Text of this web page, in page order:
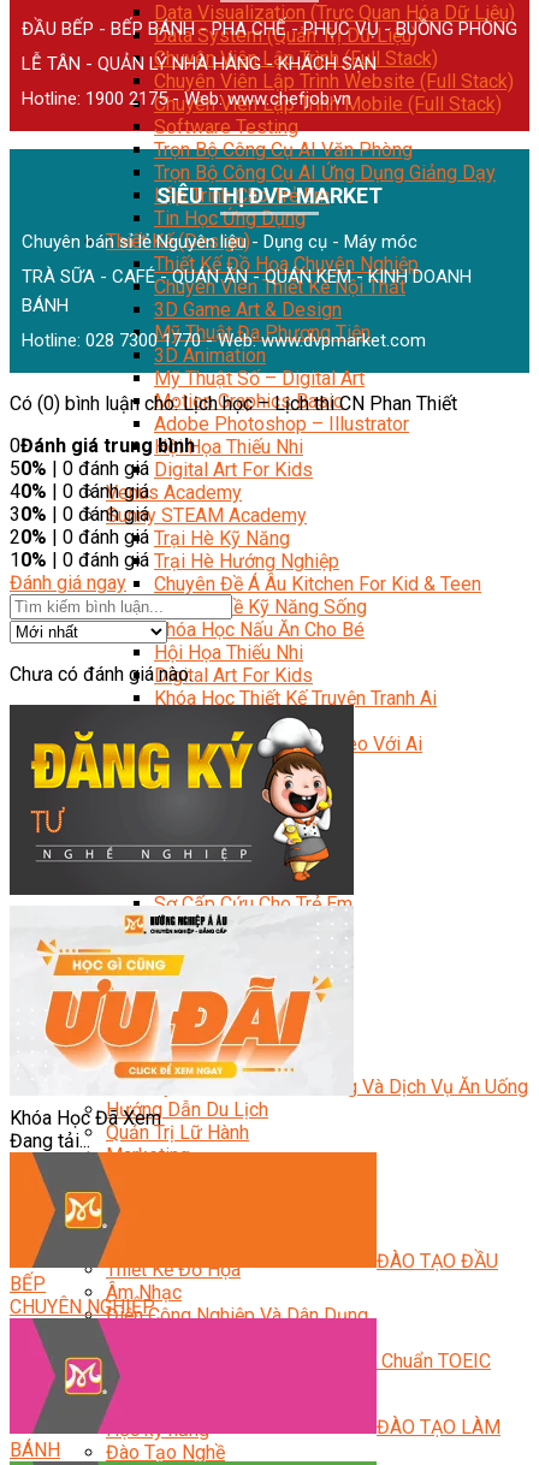
Data Visualization (Trực Quan Hóa Dữ Liệu)
Data System (Quản Trị Dữ Liệu)
Chuyên Viên Lập Trình (Full Stack)
Chuyên Viên Lập Trình Website (Full Stack)
Chuyên Viên Lập Trình Mobile (Full Stack)
Software Testing
Trọn Bộ Công Cụ AI Văn Phòng
Trọn Bộ Công Cụ AI Ứng Dụng Giảng Dạy
Lập Trình Cho Trẻ Em
Tin Học Ứng Dụng
Thiết Kế (Design)
Thiết Kế Đồ Họa Chuyên Nghiệp
Chuyên Viên Thiết Kế Nội Thất
3D Game Art & Design
Mỹ Thuật Đa Phương Tiện
3D Animation
Mỹ Thuật Số – Digital Art
Motion Graphics Basic
Adobe Photoshop – Illustrator
Hội Họa Thiếu Nhi
Digital Art For Kids
Venus Academy
Sunny STEAM Academy
Trại Hè Kỹ Năng
Trại Hè Hướng Nghiệp
Chuyên Đề Á Âu Kitchen For Kid & Teen
Chuyên Đề Kỹ Năng Sống
Khóa Học Nấu Ăn Cho Bé
Hội Họa Thiếu Nhi
Digital Art For Kids
Khóa Học Thiết Kế Truyện Tranh Ai
Khóa Học Họa Sĩ Ai
Khóa Học Biên Tập Video Với Ai
Mc Nhí
Kỳ Thủ Cờ Vua
Lập Trình Cho Trẻ Em
Robotic trẻ em
Piano Trẻ Em
Thanh Nhạc Trẻ Em
Sơ Cấp Cứu Cho Trẻ Em
Toán Tư Duy
Bếp Gia Đình
Trung Cấp CET
Kỹ Thuật Chế Biến Món Ăn
Kỹ Thuật Làm Bánh
Kỹ Thuật Pha Chế Đồ Uống
Quản Trị Khách Sạn
Quản Lý Kinh Doanh Nhà Hàng Và Dịch Vụ Ăn Uống
Hướng Dẫn Du Lịch
Quản Trị Lữ Hành
Marketing
Tạo Mẫu Và Chăm Sóc Sắc Đẹp
Truyền Thông Đa Phương Tiện
Công Nghệ Thông Tin
An Ninh Mạng
Thiết Kế Đồ Họa
Âm Nhạc
Điện Công Nghiệp Và Dân Dụng
Văn Hóa Phổ Thông
Nâng Cao Năng Lực Tiếng Anh – Chuẩn TOEIC
Tin Tức
HỌC BỔNG 2026
Học kỹ năng
Đào Tạo Nghề
ĐẦU BẾP - BẾP BÁNH - PHA CHẾ - PHỤC VỤ - BUỒNG PHÒNG
LỄ TÂN - QUẢN LÝ NHÀ HÀNG - KHÁCH SẠN
Hotline: 1900 2175 - Web:www.chefjob.vn
SIÊU THỊ ĐVP MARKET
Chuyên bán sỉ lẻ Nguyên liệu - Dụng cụ - Máy móc
TRÀ SỮA - CAFÉ - QUÁN ĂN - QUÁN KEM - KINH DOANH
BÁNH
Hotline: 028 7300 1770 - Web:www.dvpmarket.com
Có (0) bình luận cho: Lịch học – Lịch thi CN Phan Thiết
0Đánh giá trung bình
50% | 0 đánh giá
40% | 0 đánh giá
30% | 0 đánh giá
20% | 0 đánh giá
10% | 0 đánh giá
Đánh giá ngay
Chưa có đánh giá nào.
Khóa Học Đã Xem
Đang tải...
ĐÀO TẠO ĐẦU
BẾP
CHUYÊN NGHIỆP
ĐÀO TẠO LÀM
BÁNH